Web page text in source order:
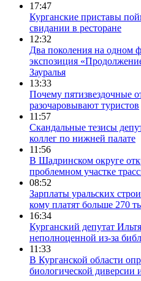
17:47
Курганские приставы
свидании в ресторане
12:32
Два поколения на одном
экспозиция
Зауралья
13:33
Почему пятизвездочные
разочаровывают туристов
11:57
Скандальные тезисы
коллег по нижней палате
11:56
В Шадринском округе
проблемном участке
08:52
Зарплаты уральских
кому платят больше 270
16:34
Курганский депутат
неполноценной из-за
11:33
В Курганской области
биологической диверсии